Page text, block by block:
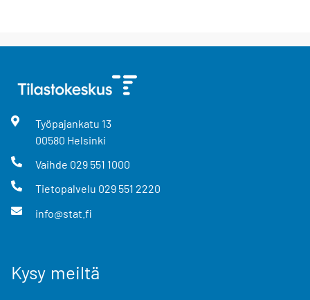
Työpajankatu 13
00580 Helsinki
Vaihde 029 551 1000
Tietopalvelu 029 551 2220
info@stat.fi
Kysy meiltä